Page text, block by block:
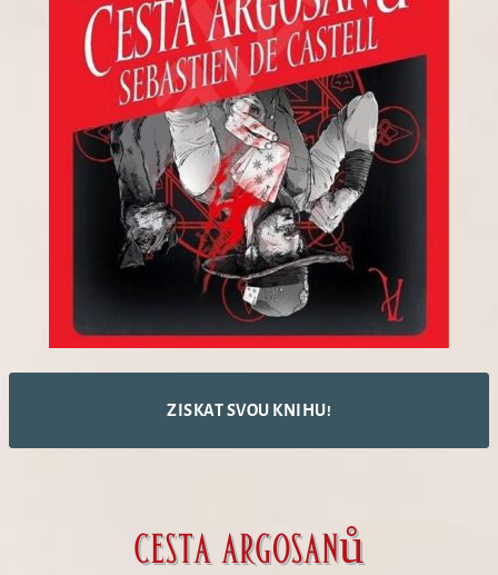
ZISKAT SVOU KNIHU!
cesta argosanů